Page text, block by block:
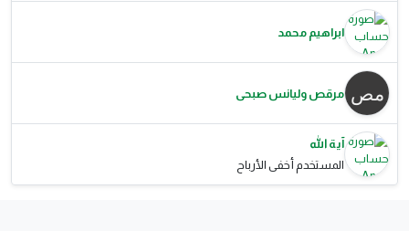
ابراهيم محمد
مرقص وليانس صبحى
آية الله
المستخدم أخفى الأرباح